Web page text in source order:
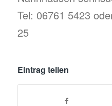
Tel: 06761 5423
25
Eintrag teilen